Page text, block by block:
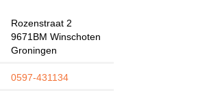
Rozenstraat 2
9671BM Winschoten
Groningen
0597-431134